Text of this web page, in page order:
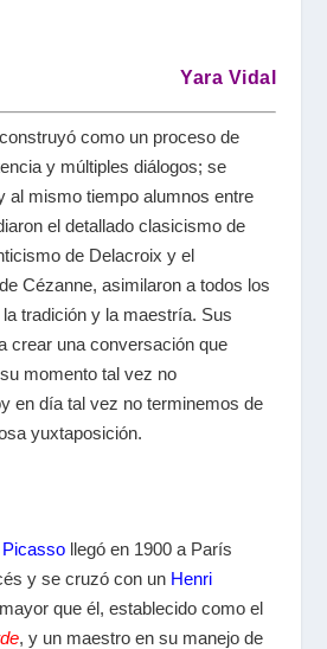
Yara Vidal
como un proceso de
y múltiples diálogos; se
al mismo tiempo alumnos entre
el detallado clasicismo de
de Delacroix y el
Cézanne, asimilaron a todos los
tradición y la maestría. Sus
crear una conversación que
momento tal vez no
en día tal vez no terminemos de
yuxtaposición.
llegó en 1900 a París
y se cruzó con un Henri
que él, establecido como el
, y un maestro en su manejo de